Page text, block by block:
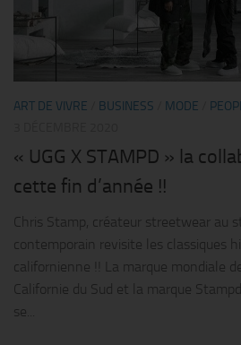
ART DE VIVRE BUSINESS MODE
« UGG X STAMPD » la
cette fin d’année !!
Chris Stamp, créateur streetwear au
contemporain revisite les classiques
californienne !! La marque mondiale
Californie du Sud et la marque
se...